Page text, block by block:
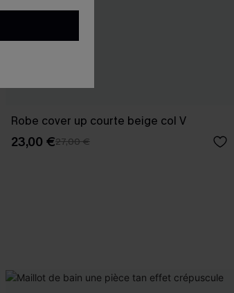
Robe cover up courte beige col V
23,00 €27,00 €